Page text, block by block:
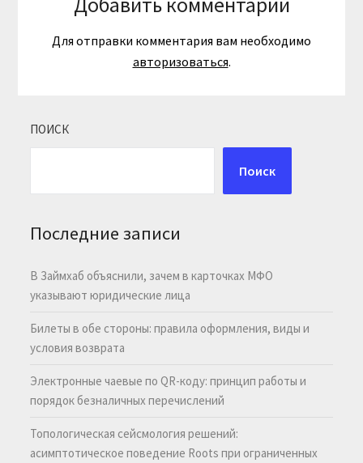
Для отправки комментария вам необходимо
авторизоваться.
ПОИСК
Поиск
Последние записи
В Займхаб объяснили, зачем в карточках МФО
указывают юридические лица
Билеты в обе стороны: правила оформления, виды и
условия возврата
Электронные чаевые по QR-коду: принцип работы и
порядок безналичных перечислений
Топологическая сейсмология решений:
асимптотическое поведение Roots при ограниченных